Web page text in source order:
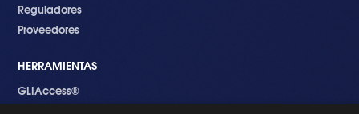
Reguladores
Proveedores
HERRAMIENTAS
GLIAccess®